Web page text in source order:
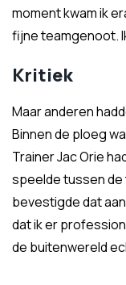
moment kwam ik
fijne teamgenoot.
Kritiek
Maar anderen
Binnen de ploeg
Trainer Jac Orie
speelde tussen
bevestigde dat
dat ik er
de buitenwereld